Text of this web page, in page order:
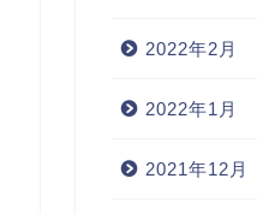
2022年2月
2022年1月
2021年12月